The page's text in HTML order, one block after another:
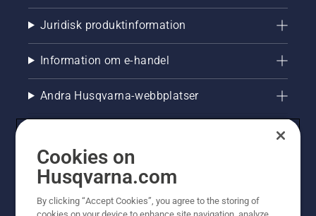
Juridisk produktinformation
Information om e-handel
Andra Husqvarna-webbplatser
Cookies on
Husqvarna.com
By clicking “Accept Cookies”, you agree to the storing of